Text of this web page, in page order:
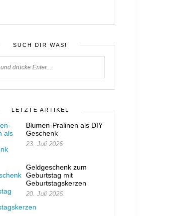
SUCH DIR WAS!
LETZTE ARTIKEL
Blumen-Pralinen als DIY
Geschenk
23. Juli 2026
Geldgeschenk zum
Geburtstag mit
Geburtstagskerzen
20. Juli 2026